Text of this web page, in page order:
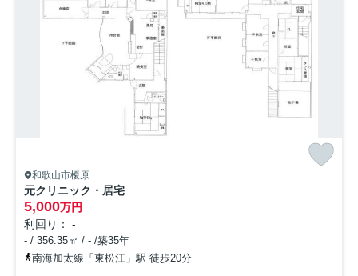
和歌山市榎原
元クリニック・居宅
5,000万円
利回り： -
- / 356.35㎡ / - /築35年
南海加太線「東松江」駅 徒歩20分